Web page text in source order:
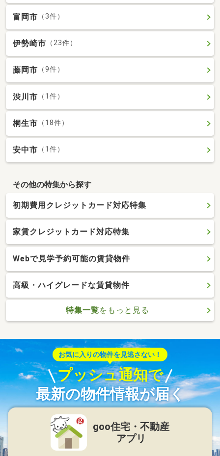
富岡市 （3件）
伊勢崎市 （23件）
藤岡市 （9件）
渋川市 （1件）
桐生市 （18件）
安中市 （1件）
その他の特集から探す
初期費用クレジットカード対応特集
家賃クレジットカード対応特集
Webで見学予約可能の賃貸物件
高級・ハイグレードな賃貸物件
特集一覧をもっと見る
お気に入りの物件を見逃さない！
プッシュ通知で
最新の物件情報が届く
goo住宅・不動産
アプリ